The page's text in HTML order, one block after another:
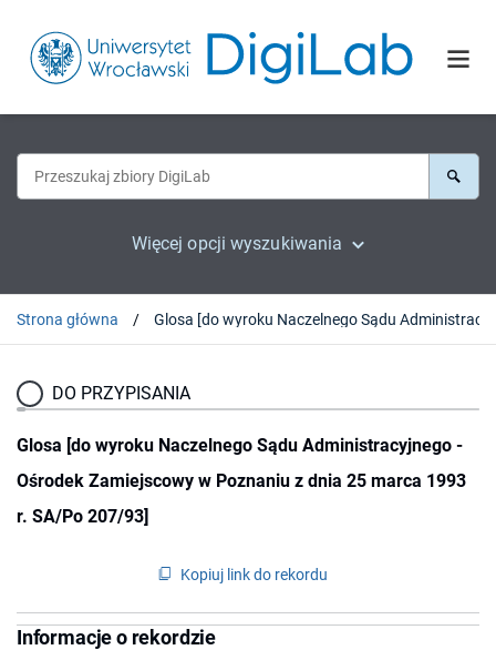
Więcej opcji wyszukiwania
Strona główna
DO PRZYPISANIA
Glosa [do wyroku Naczelnego Sądu Administracyjnego -
Ośrodek Zamiejscowy w Poznaniu z dnia 25 marca 1993
r. SA/Po 207/93]
Kopiuj link do rekordu
Informacje o rekordzie